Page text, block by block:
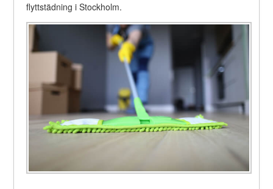
flyttstädning i Stockholm.